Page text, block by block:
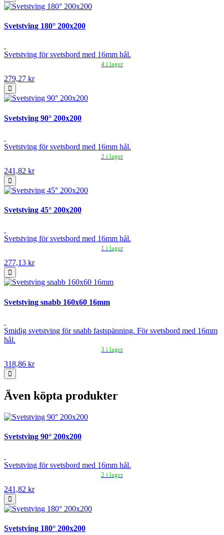
Svetstving 180° 200x200
Svetstving för svetsbord med 16mm hål.
4 i lager
279,27 kr
Svetstving 90° 200x200
Svetstving för svetsbord med 16mm hål.
2 i lager
241,82 kr
Svetstving 45° 200x200
Svetstving för svetsbord med 16mm hål.
1 i lager
277,13 kr
Svetstving snabb 160x60 16mm
Smidig svetstving för snabb fastspänning. För svetsbord med 16mm
hål.
3 i lager
318,86 kr
Även köpta produkter
Svetstving 90° 200x200
Svetstving för svetsbord med 16mm hål.
2 i lager
241,82 kr
Svetstving 180° 200x200